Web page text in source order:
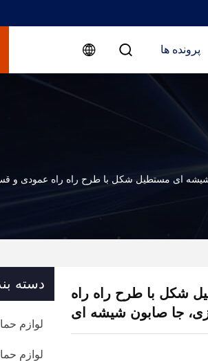
پرونده ها
ای مستطیل شکل با طرح راه راه عمودی و
شکل با طرح راه راه
جا صابون شیشه ای
دسته
لوازم
لوازم